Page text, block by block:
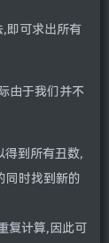
,即可求出所有
由于我们并不
得到所有丑数,
同时找到新的
复计算,因此可